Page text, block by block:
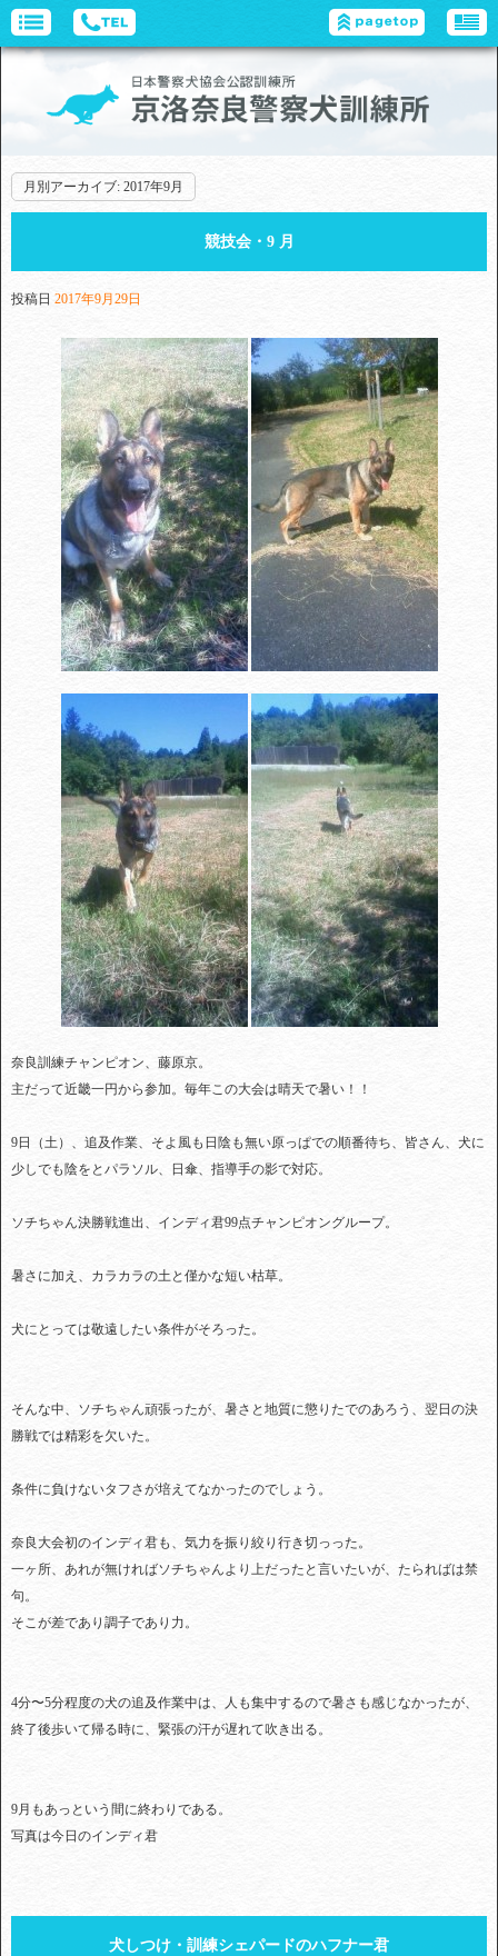
月別アーカイブ: 2017年9月
競技会・9 月
投稿日 2017年9月29日
奈良訓練チャンピオン、藤原京。
主だって近畿一円から参加。毎年この大会は晴天で暑い！！
9日（土）、追及作業、そよ風も日陰も無い原っぱでの順番待ち、皆さん、犬に
少しでも陰をとパラソル、日傘、指導手の影で対応。
ソチちゃん決勝戦進出、インディ君99点チャンピオングループ。
暑さに加え、カラカラの土と僅かな短い枯草。
犬にとっては敬遠したい条件がそろった。
そんな中、ソチちゃん頑張ったが、暑さと地質に懲りたでのあろう、翌日の決
勝戦では精彩を欠いた。
条件に負けないタフさが培えてなかったのでしょう。
奈良大会初のインディ君も、気力を振り絞り行き切っった。
一ヶ所、あれが無ければソチちゃんより上だったと言いたいが、たらればは禁
句。
そこが差であり調子であり力。
4分〜5分程度の犬の追及作業中は、人も集中するので暑さも感じなかったが、
終了後歩いて帰る時に、緊張の汗が遅れて吹き出る。
9月もあっという間に終わりである。
写真は今日のインディ君
犬しつけ・訓練シェパードのハフナー君